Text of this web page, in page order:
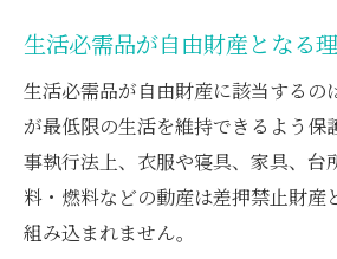
生活必需品が自由財産となる
生活必需品が自由財産に該当するの
が最低限の生活を維持できるよう保
事執行法上、衣服や寝具、家具、台
料・燃料などの動産は差押禁止財産
組み込まれません。